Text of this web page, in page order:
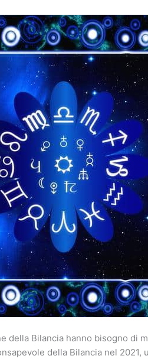
della Bilancia hanno bisogno di
della Bilancia nel 2021,